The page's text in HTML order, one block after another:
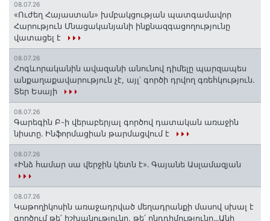
08.07.26
«Ուժեղ Հայաստան» խմբակցության պատգամավոր
Հարություն Մնացականյանի ինքնազգացողությունը
վատացել է
08.07.26
Հոգևորականին ավազանի անունով դիմելը պարզապես
անքաղաքավարություն չէ, այլ՝ գործի դրվող գռեհկություն.
Տեր Եսայի
08.07.26
Գարեգին Բ-ի վերաբերյալ գործով դատական առաջին
նիստը․ Ինֆորմացիան թարմացվում է
08.07.26
«Ինձ համար սա վերջին կետն է»․ Գայանե Ասլամազյան
08.07.26
Կաթողիկոսին առաջադրված մեղադրանքի մասով սխալ է
գործում թե՛ իշխանությունը, թե՛ ընդդիմությունը․․․Անի